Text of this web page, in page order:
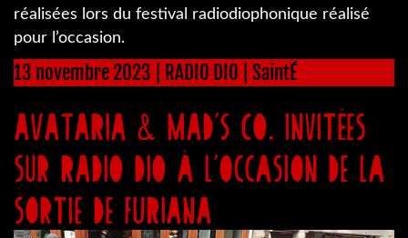
réalisées lors du festival radiodiophonique réalisé
pour l’occasion.
13 novembre 2023 | RADIO DIO | SaintÉ
AVATARIA & MAD’S CO. invitées
sur RADIO DIO à l’occasion de la
sortie de FURIANA